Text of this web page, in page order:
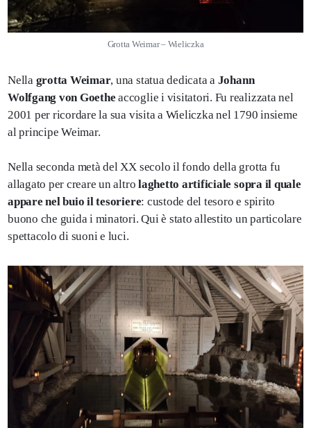
Grotta Weimar – Wieliczka
Nella grotta Weimar, una statua dedicata a Johann
Wolfgang von Goethe accoglie i visitatori. Fu realizzata nel
2001 per ricordare la sua visita a Wieliczka nel 1790 insieme
al principe Weimar.
Nella seconda metà del XX secolo il fondo della grotta fu
allagato per creare un altrolaghetto artificiale sopra il quale
appare nel buio il tesoriere: custode del tesoro e spirito
buono che guida i minatori. Qui è stato allestito un particolare
spettacolo di suoni e luci.